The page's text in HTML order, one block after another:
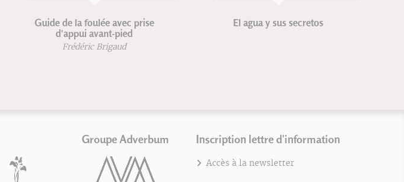
Guide de la foulée avec prise
d'appui avant-pied
Frédéric Brigaud
El agua y sus secretos
Groupe Adverbum Inscription lettre d'information
Accès à la newsletter